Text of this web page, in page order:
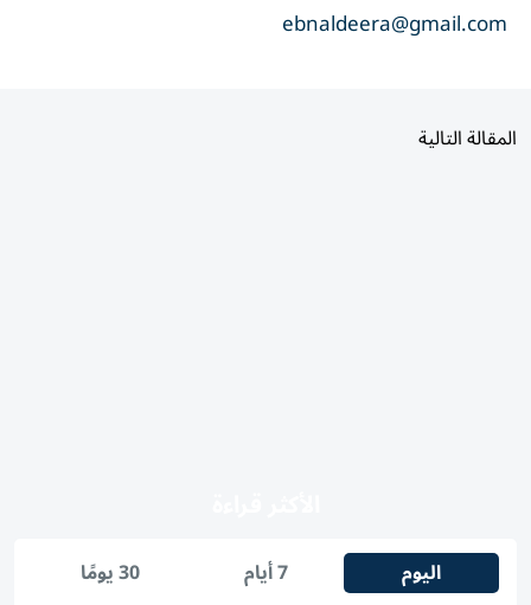
ebnaldeera@gmail.com
المقالة التالية
اليوم 7 أيام 30 يومًا